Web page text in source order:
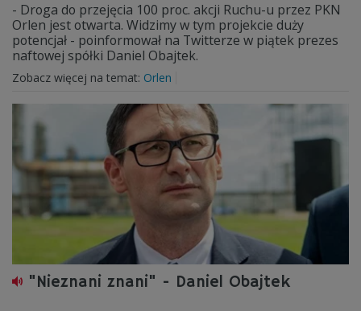
- Droga do przejęcia 100 proc. akcji Ruchu-u przez PKN
Orlen jest otwarta. Widzimy w tym projekcie duży
potencjał - poinformował na Twitterze w piątek prezes
naftowej spółki Daniel Obajtek.
Zobacz więcej na temat: Orlen
"Nieznani znani" - Daniel Obajtek